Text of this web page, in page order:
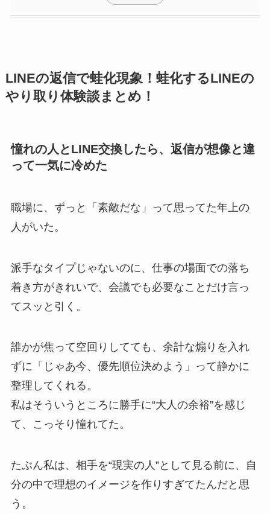
LINEの返信で蛙化現象！蛙化するLINEの
やり取り体験談まとめ！
憧れの人とLINE交換したら、返信が想像と違
って一気に冷めた
職場に、ずっと「素敵だな」って思ってた年上の
人がいた。
派手なタイプじゃないのに、仕事の場面での落ち
着き方がきれいで、会議でも必要なことだけ言っ
てスッと引く。
誰かが焦って空回りしてても、余計な煽りを入れ
ずに「じゃあ今、優先順位決めよう」って静かに
整理してくれる。
私はそういうところに勝手に“大人の余裕”を感じ
て、こっそり憧れてた。
たぶん私は、相手を“現実の人”として見る前に、自
分の中で理想のイメージを作りすぎてたんだと思
う。